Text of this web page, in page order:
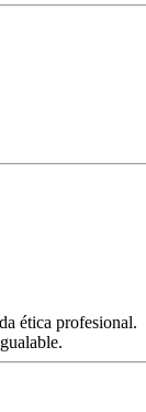
ética profesional.